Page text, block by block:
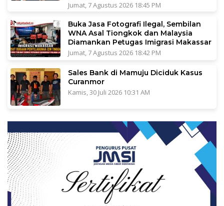
Jumat, 7 Agustus 2026 18:45 PM
Buka Jasa Fotografi Ilegal, Sembilan
WNA Asal Tiongkok dan Malaysia
Diamankan Petugas Imigrasi Makassar
Jumat, 7 Agustus 2026 18:42 PM
Sales Bank di Mamuju Diciduk Kasus
Curanmor
Kamis, 30 Juli 2026 10:31 AM